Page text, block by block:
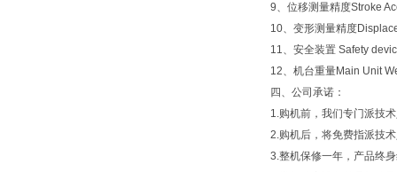
9、位移测量精度Stroke
10、变形测量精度
11、安全装置 Safety
12、机台重量Main Unit
四、公司承诺：
1.购机前，我们专门派技
2.购机后，将免费指派技
3.整机保修一年，产品终